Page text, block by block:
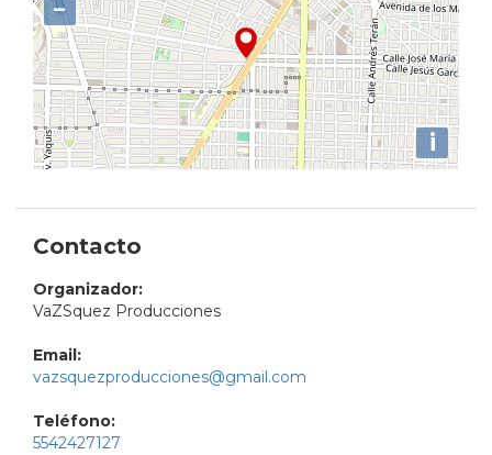
−
i
Contacto
Organizador:
VaZSquez Producciones
Email:
vazsquezproducciones@gmail.com
Teléfono:
5542427127